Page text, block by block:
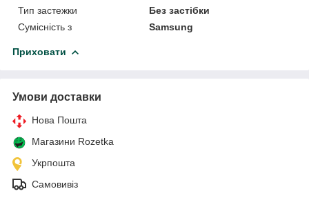
Тип застежки
Без застібки
Сумісність з
Samsung
Приховати
Умови доставки
Нова Пошта
Магазини Rozetka
Укрпошта
Самовивіз